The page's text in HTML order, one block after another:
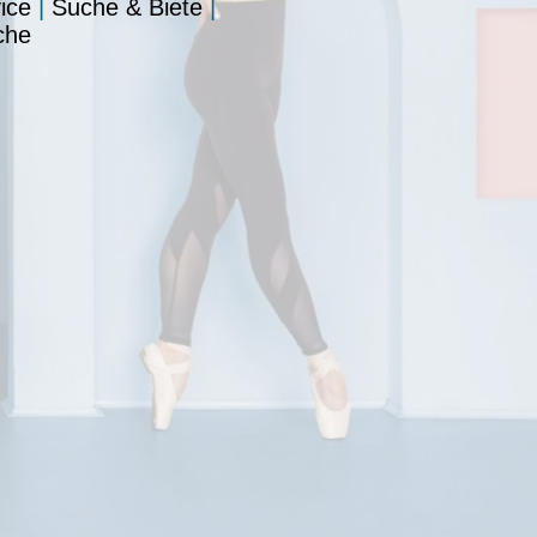
| Suche & Biete|